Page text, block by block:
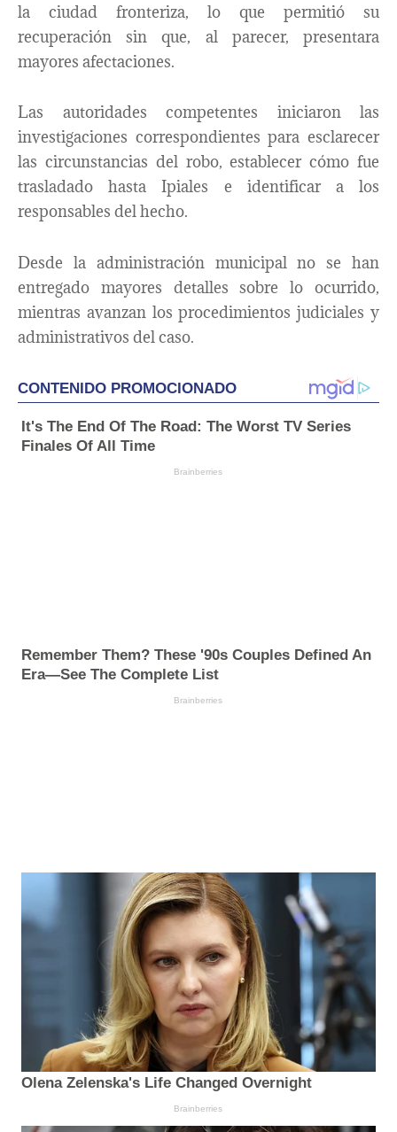
la ciudad fronteriza, lo que permitió su
recuperación sin que, al parecer, presentara
mayores afectaciones.
Las autoridades competentes iniciaron las
investigaciones correspondientes para esclarecer
las circunstancias del robo, establecer cómo fue
trasladado hasta Ipiales e identificar a los
responsables del hecho.
Desde la administración municipal no se han
entregado mayores detalles sobre lo ocurrido,
mientras avanzan los procedimientos judiciales y
administrativos del caso.